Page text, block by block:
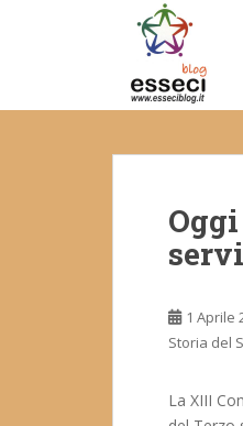
t
1 Aprile
Storia del
La XIII